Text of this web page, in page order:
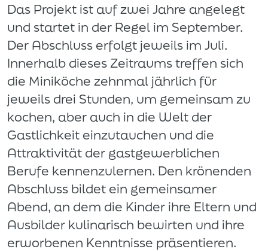
Das Projekt ist auf zwei Jahre angelegt
und startet in der Regel im September.
Der Abschluss erfolgt jeweils im Juli.
Innerhalb dieses Zeitraums treffen sich
die Miniköche zehnmal jährlich für
jeweils drei Stunden, um gemeinsam zu
kochen, aber auch in die Welt der
Gastlichkeit einzutauchen und die
Attraktivität der gastgewerblichen
Berufe kennenzulernen. Den krönenden
Abschluss bildet ein gemeinsamer
Abend, an dem die Kinder ihre Eltern und
Ausbilder kulinarisch bewirten und ihre
erworbenen Kenntnisse präsentieren.